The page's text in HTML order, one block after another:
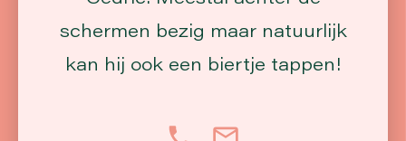
schermen bezig maar natuurlijk
kan hij ook een biertje tappen!